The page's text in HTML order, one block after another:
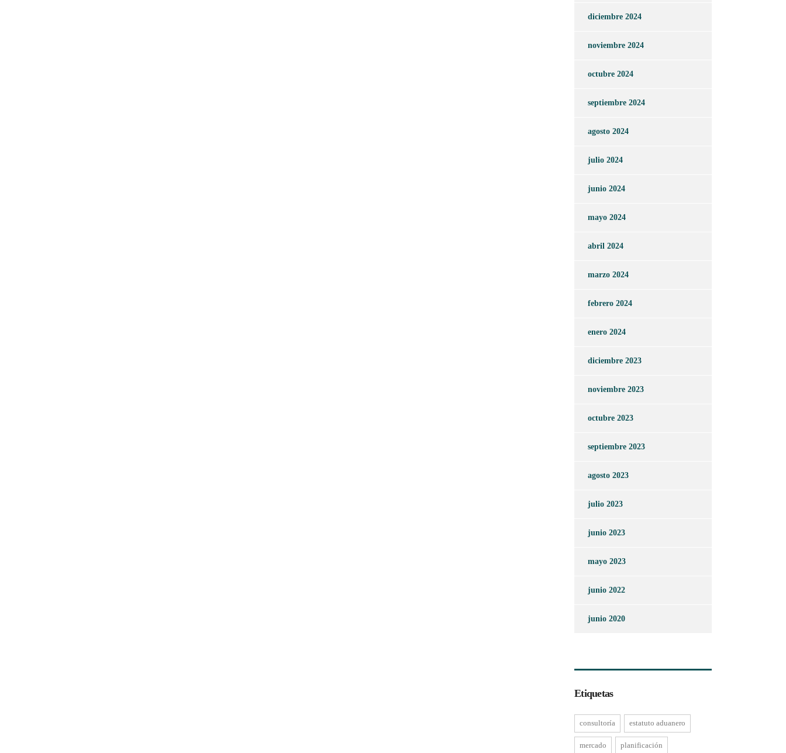
diciembre 2024
noviembre 2024
octubre 2024
septiembre 2024
agosto 2024
julio 2024
junio 2024
mayo 2024
abril 2024
marzo 2024
febrero 2024
enero 2024
diciembre 2023
noviembre 2023
octubre 2023
septiembre 2023
agosto 2023
julio 2023
junio 2023
mayo 2023
junio 2022
junio 2020
Etiquetas
consultoría estatuto aduanero
mercado planificación